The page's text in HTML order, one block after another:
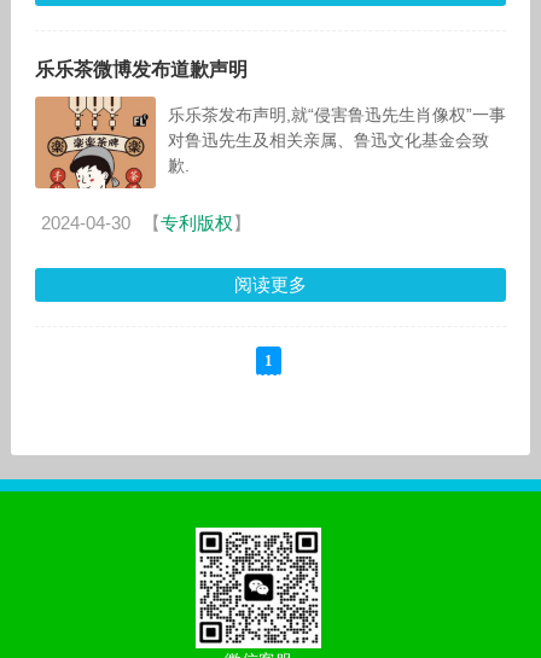
乐乐茶微博发布道歉声明
乐乐茶发布声明,就“侵害鲁迅先生肖像权”一事
对鲁迅先生及相关亲属、鲁迅文化基金会致
歉.
2024-04-30 【专利版权】
阅读更多
1